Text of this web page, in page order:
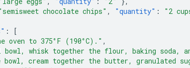
chocolate chips" , "quantity" : "2
:
[
oven to 375°F (190°C)." ,
bowl, whisk together the flour, baking soda,
cream together the butter, granulated